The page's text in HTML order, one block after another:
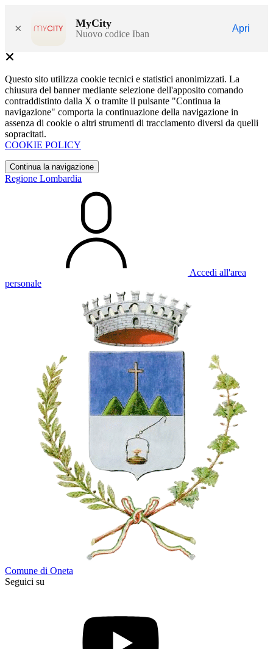
× MyCity
Nuovo codice Iban
Apri
Questo sito utilizza cookie tecnici e statistici anonimizzati. La
chiusura del banner mediante selezione dell'apposito comando
contraddistinto dalla X o tramite il pulsante "Continua la
navigazione" comporta la continuazione della navigazione in
assenza di cookie o altri strumenti di tracciamento diversi da quelli
sopracitati.
COOKIE POLICY
Continua la navigazione
Regione Lombardia
Accedi all'area
personale
Comune di Oneta
Seguici su